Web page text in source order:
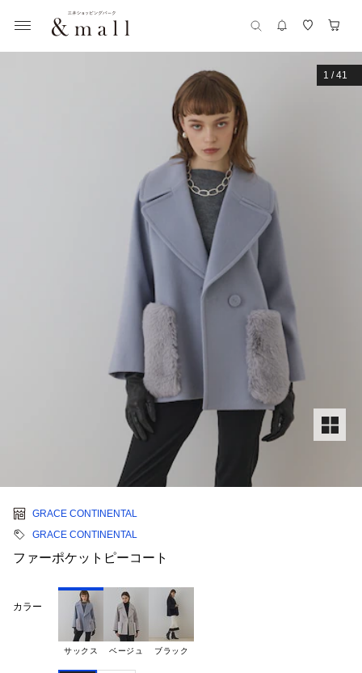
1 /41
GRACE CONTINENTAL
GRACE CONTINENTAL
ファーポケットピーコート
カラー
サックス ベージュ ブラック